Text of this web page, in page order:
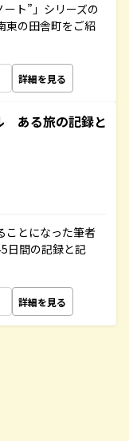
ト”」シリーズの
東の田舎町をご紹
詳細を見る
ある旅の記録と
ことになった筆者
日間の記録と記
詳細を見る